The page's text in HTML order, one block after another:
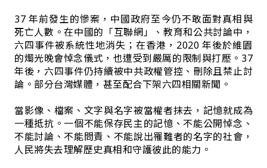
37 年前發生的慘案，中國政府至今仍不敢面對真相與
死亡人數。在中國的「互聯網」、教育和公共討論中，
六四事件被系統性地消失；在香港，2020 年後於維園
的燭光晚會悼念儀式，也遭受到嚴厲的限制與打壓。37
年後，六四事件仍持續被中共政權管控、刪除且禁止討
論。部分台灣媒體，甚至配合下架六四相關新聞。
當影像、檔案、文字與名字被當權者抹去，記憶就成為
一種抵抗。一個不能保存民主的記憶、不能公開悼念、
不能討論、不能問責、不能說出罹難者的名字的社會，
人民將失去理解歷史真相和守護彼此的能力。